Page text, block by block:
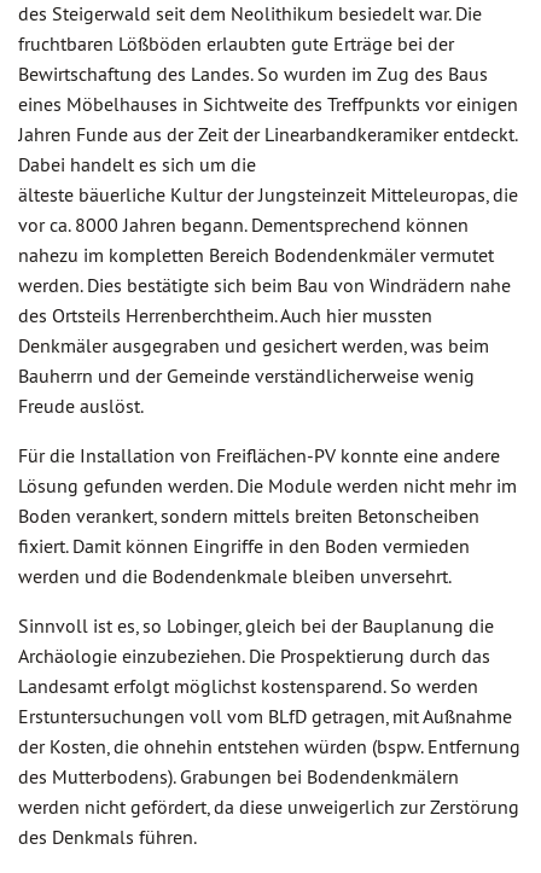
des Steigerwald seit dem Neolithikum besiedelt war. Die
fruchtbaren Lößböden erlaubten gute Erträge bei der
Bewirtschaftung des Landes. So wurden im Zug des Baus
eines Möbelhauses in Sichtweite des Treffpunkts vor einigen
Jahren Funde aus der Zeit der Linearbandkeramiker entdeckt.
Dabei handelt es sich um die
älteste bäuerliche Kultur der Jungsteinzeit Mitteleuropas, die
vor ca. 8000 Jahren begann. Dementsprechend können
nahezu im kompletten Bereich Bodendenkmäler vermutet
werden. Dies bestätigte sich beim Bau von Windrädern nahe
des Ortsteils Herrenberchtheim. Auch hier mussten
Denkmäler ausgegraben und gesichert werden, was beim
Bauherrn und der Gemeinde verständlicherweise wenig
Freude auslöst.
Für die Installation von Freiflächen-PV konnte eine andere
Lösung gefunden werden. Die Module werden nicht mehr im
Boden verankert, sondern mittels breiten Betonscheiben
fixiert. Damit können Eingriffe in den Boden vermieden
werden und die Bodendenkmale bleiben unversehrt.
Sinnvoll ist es, so Lobinger, gleich bei der Bauplanung die
Archäologie einzubeziehen. Die Prospektierung durch das
Landesamt erfolgt möglichst kostensparend. So werden
Erstuntersuchungen voll vom BLfD getragen, mit Außnahme
der Kosten, die ohnehin entstehen würden (bspw. Entfernung
des Mutterbodens). Grabungen bei Bodendenkmälern
werden nicht gefördert, da diese unweigerlich zur Zerstörung
des Denkmals führen.